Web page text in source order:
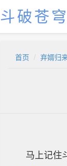
斗破苍
首页 弃婿归
马上记住